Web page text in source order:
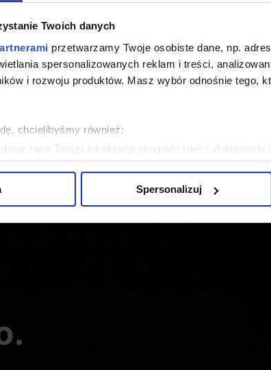
Twoich danych
przetwarzamy Twoje osobiste dane, np.
spersonalizowanych reklam i treści,
i rozwoju produktów. Masz wybór odnośnie tego,
chcielibyśmy również:
Twojej lokalizacji geograficznej z
urządzenie, aktywnie analizując
Spersonalizuj